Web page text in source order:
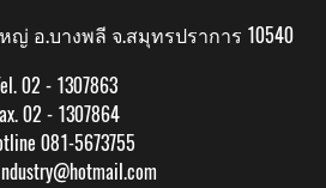
ญ่ อ.บางพลี จ.สมุทรปราการ 10540
02 - 1307863
02 - 1307864
081-5673755